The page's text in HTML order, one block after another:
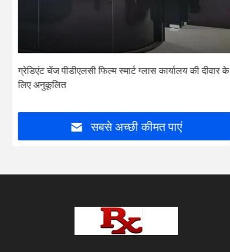
ग्रेडिएंट चेंज पीडीएलसी फिल्म स्मार्ट ग्लास कार्यालय की दीवार के
लिए अनुकूलित
सबसे अच्छी कीमत पाएं